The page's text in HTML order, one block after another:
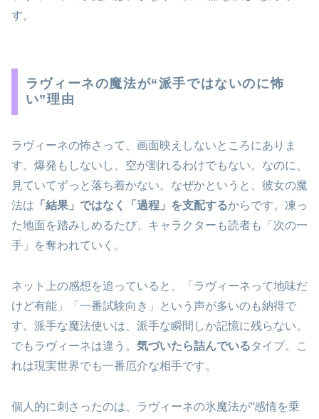
す。
ラヴィーネの魔法が“派手ではないのに怖
い”理由
ラヴィーネの怖さって、画面映えしないところにありま
す。爆発もしないし、空が割れるわけでもない。なのに、
見ていてずっと落ち着かない。なぜかというと、彼女の魔
法は 「結果」ではなく「過程」を支配するからです。凍っ
た地面を踏みしめるたび、キャラクターも読者も「次の一
手」を奪われていく。
ネット上の感想を追っていると、「ラヴィーネって地味だ
けど有能」「一番試験向き」という声が多いのも納得で
す。派手な魔法使いは、派手な瞬間しか記憶に残らない。
でもラヴィーネは違う。 気づいたら詰んでいるタイプ。こ
れは現実世界でも一番厄介な相手です。
個人的に刺さったのは、ラヴィーネの氷魔法が“感情を乗